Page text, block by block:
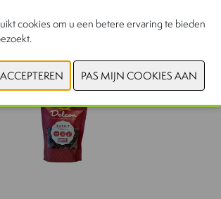
ONS
cookies om u een betere ervaring te bieden